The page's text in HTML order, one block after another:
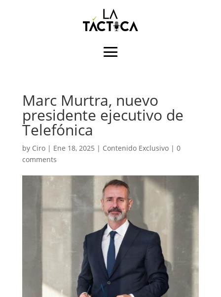
Marc Murtra, nuevo
presidente ejecutivo de
Telefónica
by Ciro| Ene 18, 2025 | Contenido Exclusivo| 0
comments